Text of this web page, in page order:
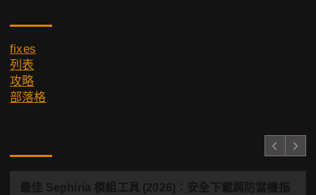
fixes
列表
攻略
部落格
最佳 Sephiria 模組工具 (2026)：安全下載與防當機指